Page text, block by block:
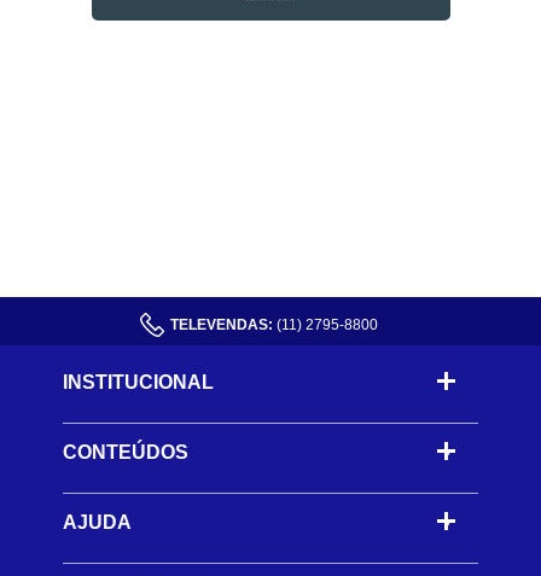
TELEVENDAS: (11) 2795-8800
INSTITUCIONAL
CONTEÚDOS -
AJUDA -